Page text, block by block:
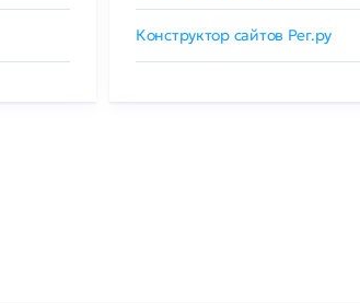
Конструктор сайтов Рег.ру